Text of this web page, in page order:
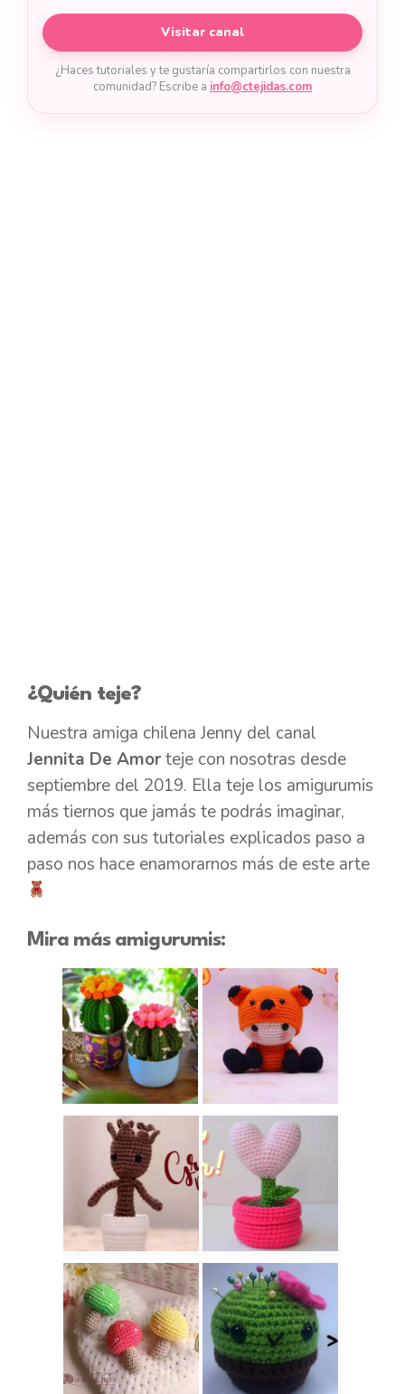
Visitar canal
¿Haces tutoriales y te gustaría compartirlos con nuestra
comunidad? Escribe a info@ctejidas.com
¿Quién teje?
Nuestra amiga chilena Jenny del canal
Jennita De Amorteje con nosotras desde
septiembre del 2019. Ella teje los amigurumis
más tiernos que jamás te podrás imaginar,
además con sus tutoriales explicados paso a
paso nos hace enamorarnos más de este arte
Mira más amigurumis: